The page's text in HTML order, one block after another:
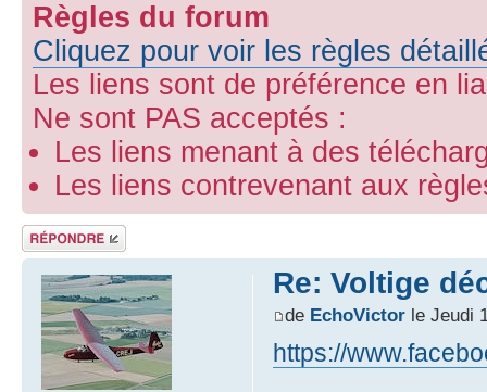
Règles du forum
Cliquez pour voir les règles
Les liens sont de préférence en
Ne sont PAS acceptés :
Les liens menant à des
Les liens contrevenant aux
Répondre
Re: Voltige
de EchoVictorle Jeudi
https://